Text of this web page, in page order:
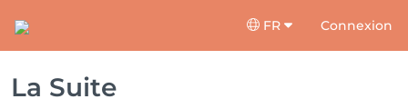
FR Connexion
La Suite